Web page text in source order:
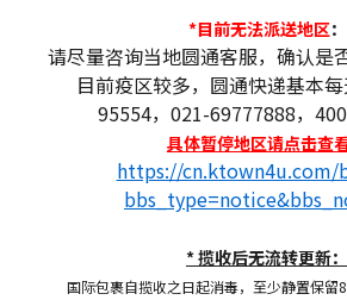
*目前无法派送地区：
请尽量咨询当地圆通客服，确认是
目前疫区较多，圆通快递基本每
95554，021-69777888，
具体暂停地区请点击查
https://cn.ktown4u.com/
* 揽收后无流转更新：
国际包裹自揽收之日起消毒，至少静置保留